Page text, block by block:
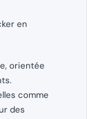
en
orientée
comme
des